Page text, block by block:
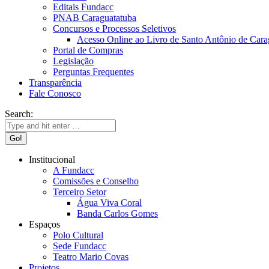
Editais Fundacc
PNAB Caraguatatuba
Concursos e Processos Seletivos
Acesso Online ao Livro de Santo Antônio de
Portal de Compras
Legislação
Perguntas Frequentes
Transparência
Fale Conosco
Search:
Institucional
A Fundacc
Comissões e Conselho
Terceiro Setor
Água Viva Coral
Banda Carlos Gomes
Espaços
Polo Cultural
Sede Fundacc
Teatro Mario Covas